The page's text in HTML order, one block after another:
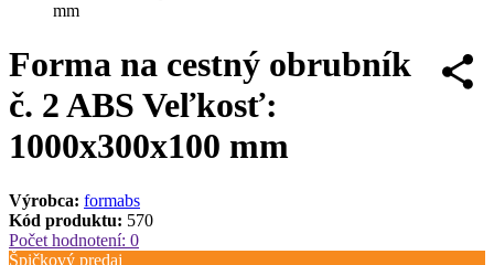
mm
Forma na cestný obrubník
č. 2 ABS Veľkosť:
1000х300х100 mm
Výrobca: formabs
Kód produktu: 570
Počet hodnotení: 0
Špičkový predaj